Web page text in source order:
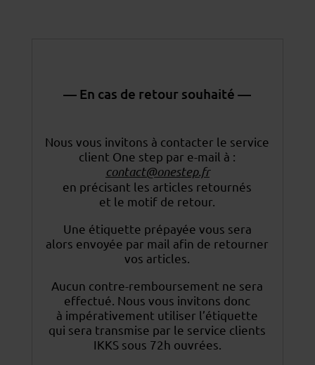
— En cas de retour souhaité —
Nous vous invitons à contacter le service
client One step par e-mail à :
contact@onestep.fr
en précisant les articles retournés
et le motif de retour.
Une étiquette prépayée vous sera
alors envoyée par mail afin de retourner
vos articles.
Aucun contre-remboursement ne sera
effectué. Nous vous invitons donc
à impérativement utiliser l’étiquette
qui sera transmise par le service clients
IKKS sous 72h ouvrées.